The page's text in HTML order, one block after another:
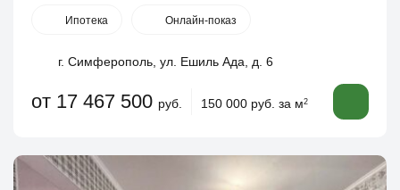
Ипотека Онлайн-показ
г. Симферополь, ул. Ешиль Ада, д. 6
от 17 467 500 руб. 150 000 руб. за м2